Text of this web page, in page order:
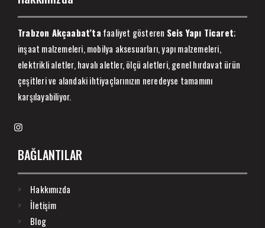
Trabzon Akçaabat’ta faaliyet gösteren Seis Yapı Ticaret;
inşaat malzemeleri, mobilya aksesuarları, yapı malzemeleri,
elektrikli aletler, havalı aletler, ölçü aletleri, genel hırdavat ürün
çeşitleri ve alandaki ihtiyaçlarınızın neredeyse tamamını
karşılayabiliyor.
BAĞLANTILAR
Hakkımızda
İletişim
Blog